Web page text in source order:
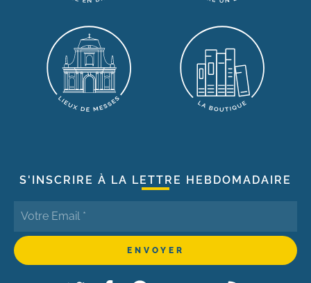
S'INSCRIRE À LA LETTRE HEBDOMADAIRE